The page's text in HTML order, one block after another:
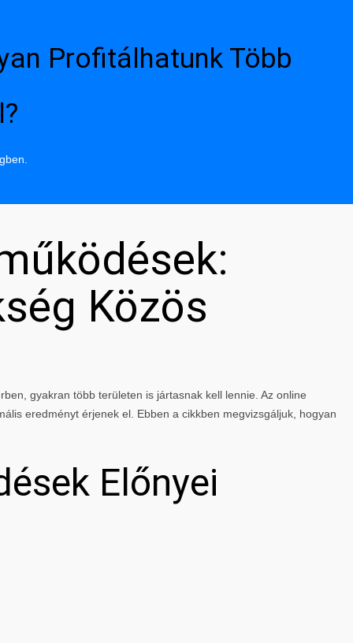
Profitálhatunk Több
Közös
gyakran több területen is jártasnak kell lennie. Az online
eredményt érjenek el. Ebben a cikkben megvizsgáljuk, hogyan
Előnyei